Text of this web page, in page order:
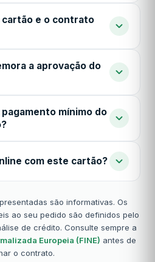
cartão e o contrato
a aprovação do
mínimo do
com este cartão?
são informativas. Os
ao seu pedido são definidos pelo
de crédito. Consulte sempre a
Europeia (FINE) antes de
o contrato.